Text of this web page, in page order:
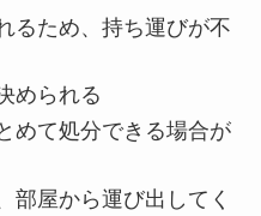
るため、持ち運びが不
められる
めて処分できる場合が
部屋から運び出してく